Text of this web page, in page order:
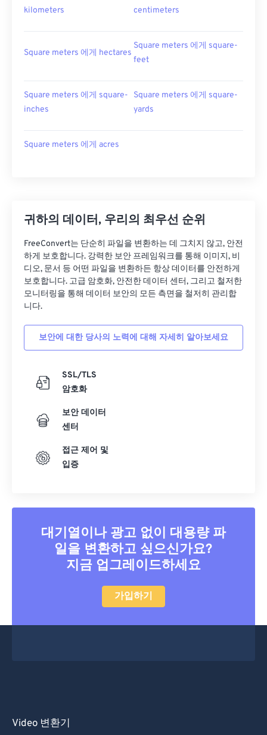
kilometers
centimeters
Square meters 에게 hectares
Square meters 에게 square-
feet
Square meters 에게 square-
inches
Square meters 에게 square-
yards
Square meters 에게 acres
귀하의 데이터, 우리의 최우선 순위
FreeConvert는 단순히 파일을 변환하는 데 그치지 않고, 안전
하게 보호합니다. 강력한 보안 프레임워크를 통해 이미지, 비
디오, 문서 등 어떤 파일을 변환하든 항상 데이터를 안전하게
보호합니다. 고급 암호화, 안전한 데이터 센터, 그리고 철저한
모니터링을 통해 데이터 보안의 모든 측면을 철저히 관리합
니다.
보안에 대한 당사의 노력에 대해 자세히 알아보세요
SSL/TLS
암호화
보안 데이터
센터
접근 제어 및
입증
대기열이나 광고 없이 대용량 파
일을 변환하고 싶으신가요?
지금 업그레이드하세요
가입하기
Video 변환기